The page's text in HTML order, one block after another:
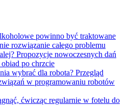
powinno być traktowane
rozwiązanie całego problemu
Propozycje nowoczesnych dań
po chrzcie
wybrać dla robota? Przegląd
w programowaniu robotów
ćwicząc regularnie w fotelu do